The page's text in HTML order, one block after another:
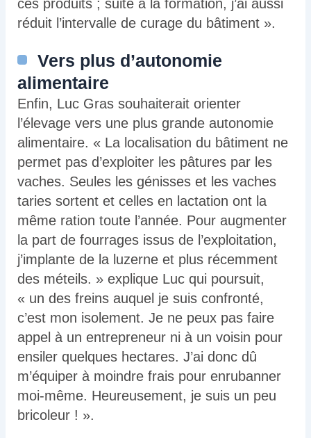
ces produits ; suite à la formation, j’ai aussi
réduit l’intervalle de curage du bâtiment ».
Vers plus d’autonomie
alimentaire
Enfin, Luc Gras souhaiterait orienter
l’élevage vers une plus grande autonomie
alimentaire. « La localisation du bâtiment ne
permet pas d’exploiter les pâtures par les
vaches. Seules les génisses et les vaches
taries sortent et celles en lactation ont la
même ration toute l’année. Pour augmenter
la part de fourrages issus de l’exploitation,
j’implante de la luzerne et plus récemment
des méteils. » explique Luc qui poursuit,
« un des freins auquel je suis confronté,
c’est mon isolement. Je ne peux pas faire
appel à un entrepreneur ni à un voisin pour
ensiler quelques hectares. J’ai donc dû
m’équiper à moindre frais pour enrubanner
moi-même. Heureusement, je suis un peu
bricoleur ! ».